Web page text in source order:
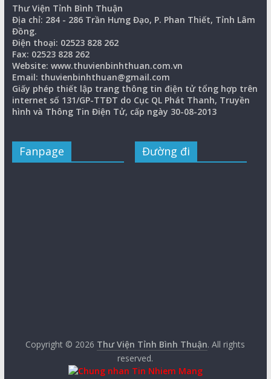
Thư Viện Tỉnh Bình Thuận
Địa chỉ: 284 - 286 Trần Hưng Đạo, P. Phan Thiết, Tỉnh Lâm
Đồng.
Điện thoại: 02523 828 262
Fax: 02523 828 262
Website: www.thuvienbinhthuan.com.vn
Email: thuvienbinhthuan@gmail.com
Giấy phép thiết lập trang thông tin điện tử tổng hợp trên
internet số 131/GP-TTĐT do Cục QL Phát Thanh, Truyền
hình và Thông Tin Điện Tử, cấp ngày 30-08-2013
Fanpage Đường đi
Copyright © 2026 Thư Viện Tỉnh Bình Thuận. All rights
reserved.